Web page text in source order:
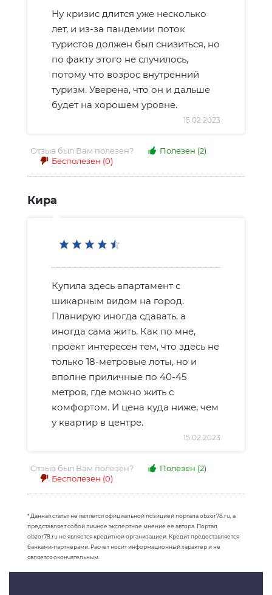
Ну кризис длится уже несколько
лет, и из-за пандемии поток
туристов должен был снизиться, но
по факту этого не случилось,
потому что возрос внутренний
туризм. Уверена, что он и дальше
будет на хорошем уровне.
15.02.2023
Отзыв был Вам полезен? Полезен (2)
Бесполезен (0)
Кира
Купила здесь апартамент с
шикарным видом на город.
Планирую иногда сдавать, а
иногда сама жить. Как по мне,
проект интересен тем, что здесь не
только 18-метровые лоты, но и
вполне приличные по 40-45
метров, где можно жить с
комфортом. И цена куда ниже, чем
у квартир в центре.
15.02.2023
Отзыв был Вам полезен? Полезен (2)
Бесполезен (0)
* Данная статья не является официальной позицией портала obzor78.ru, а
представляет собой личное экспертное мнение ее автора. Портал
obzor78.ru не является кредитной организацией. Кредит предоставляется
банками-партнерами. Расчет носит информационный характер и не
является окончательным.